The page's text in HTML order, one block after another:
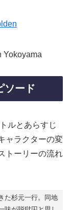
Yokoyama
ソード
ルとあらすじ
ャラクターの変
トーリーの流れ
た杉元一行。同地